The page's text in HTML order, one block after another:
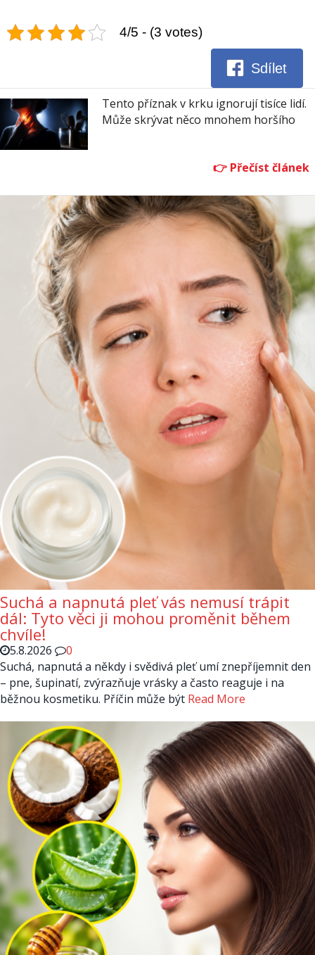
4/5 - (3 votes)
Sdílet
Tento příznak v krku ignorují tisíce lidí.
Může skrývat něco mnohem horšího
Suchá a napnutá pleť vás nemusí trápit
dál: Tyto věci ji mohou proměnit během
chvíle!
5.8.2026
0
Suchá, napnutá a někdy i svědivá pleť umí znepříjemnit den
– pne, šupinatí, zvýrazňuje vrásky a často reaguje i na
běžnou kosmetiku. Příčin může být Read More